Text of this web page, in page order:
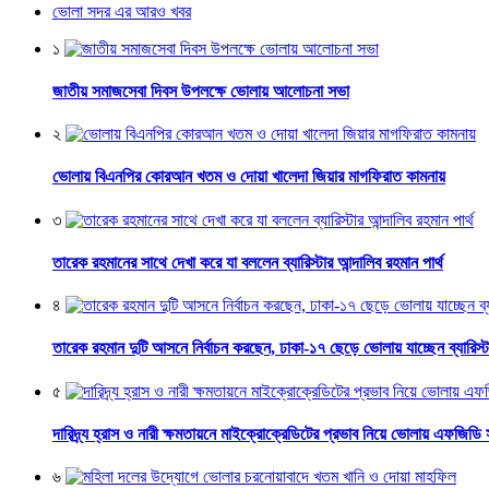
ভোলা সদর এর আরও খবর
১
জাতীয় সমাজসেবা দিবস উপলক্ষে ভোলায় আলোচনা সভা
২
ভোলায় বিএনপির কোরআন খতম ও দোয়া খালেদা জিয়ার মাগফিরাত কামনায়
৩
তারেক রহমানের সাথে দেখা করে যা বললেন ব্যারিস্টার আন্দালিব রহমান পার্থ
৪
তারেক রহমান দুটি আসনে নির্বাচন করছেন, ঢাকা-১৭ ছেড়ে ভোলায় যাচ্ছেন
৫
দারিদ্র্য হ্রাস ও নারী ক্ষমতায়নে মাইক্রোক্রেডিটের প্রভাব নিয়ে ভোলায় এফজিডি
৬